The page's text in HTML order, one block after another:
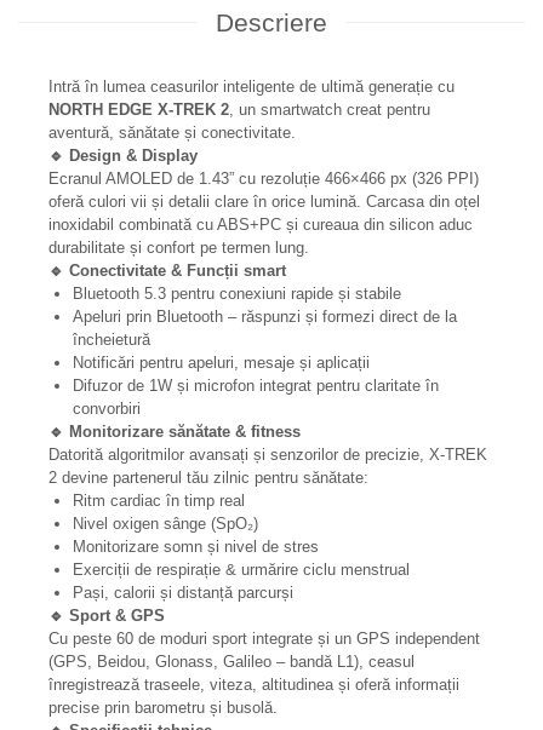
Descriere
Intră în lumea ceasurilor inteligente de ultimă generație cu
NORTH EDGE X-TREK 2, un smartwatch creat pentru
aventură, sănătate și conectivitate.
🔹 Design & Display
Ecranul AMOLED de 1.43” cu rezoluție 466×466 px (326 PPI)
oferă culori vii și detalii clare în orice lumină. Carcasa din oțel
inoxidabil combinată cu ABS+PC și cureaua din silicon aduc
durabilitate și confort pe termen lung.
🔹 Conectivitate & Funcții smart
Bluetooth 5.3 pentru conexiuni rapide și stabile
Apeluri prin Bluetooth – răspunzi și formezi direct de la
încheietură
Notificări pentru apeluri, mesaje și aplicații
Difuzor de 1W și microfon integrat pentru claritate în
convorbiri
🔹 Monitorizare sănătate & fitness
Datorită algoritmilor avansați și senzorilor de precizie, X-TREK
2 devine partenerul tău zilnic pentru sănătate:
Ritm cardiac în timp real
Nivel oxigen sânge (SpO₂)
Monitorizare somn și nivel de stres
Exerciții de respirație & urmărire ciclu menstrual
Pași, calorii și distanță parcurși
🔹 Sport & GPS
Cu peste 60 de moduri sport integrate și un GPS independent
(GPS, Beidou, Glonass, Galileo – bandă L1), ceasul
înregistrează traseele, viteza, altitudinea și oferă informații
precise prin barometru și busolă.